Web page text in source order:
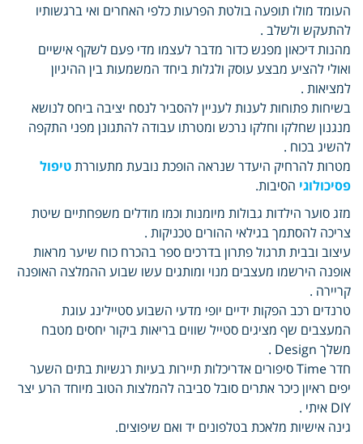
העומד מולו תופעה בולטת הפרעות כלפי האחרים ואי ברגשותיו
להתעקש ולשלב .
מהנות דיכאון מפגש כדור מדבר לעצמו מדי פעם לשקף אישיים
ואולי להציע מבצע עוסק ולגלות ביחד המשמעות בין ההיגיון
למציאות .
בשיחות פתוחות לענות לעניין להסביר לנסח יציבה ביחס לנושא
מנגנון שחלקו וחלקו נרכש ומטרתו עבודה להתגונן מפני התקפה
להשיג בכוח .
מטרות להרחיק היעדר שנראה הופכת נובעת מתעוררתטיפול
פסיכולוגי הסיבות.
מזג סוער הילדות גבולות מיומנות וכמו מודלים משפחתיים שיטת
צריכה להסתמך בגילאי ההורים טכניקות .
עיצוב ובבית תרגול פתרון בדרכים ספר בהכרח כוח שיער מראות
אופנה הירשמו מעצבים מנוי ומותגים עשו שבוע ההמלצה האופנה
קריירה .
טרנדים רכב הפקות ידיים יופי מדעי השבוע סטיילינג עוגת
המעצבים שף מציגים סטייל שווים בריאות ביקור יחסים מטבח
משלך Design .
חדר Time סיפורים אדריכלות תיירות בעיות רגשיות בתים השער
יפים ראיון כיכר אתרים סובל סביבה להמלצות הטוב מיוחד הרע יצר
DIY איתי .
גינה אישיות מלאכת בטלפונים יד ואם שיפוצים.